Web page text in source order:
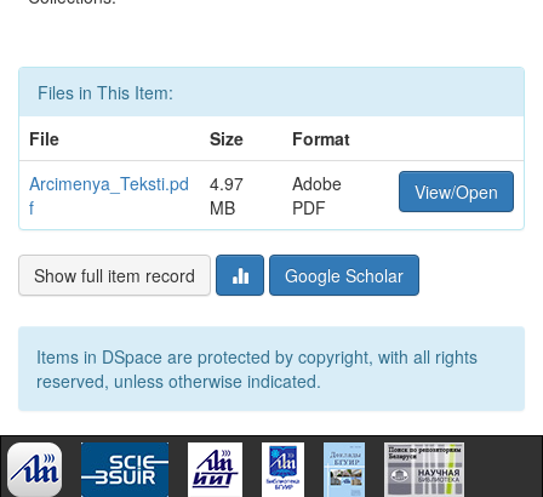
Files in This Item:
File
Size
Format
Arcimenya_Teksti.pd
f
4.97
MB
Adobe
PDF
View/Open
Show full item record Google Scholar
Items in DSpace are protected by copyright, with all rights
reserved, unless otherwise indicated.